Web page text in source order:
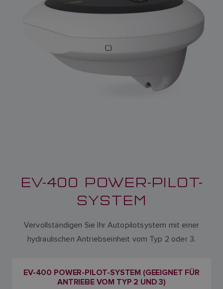
EV-400 POWER-PILOT-
SYSTEM
Vervollständigen Sie Ihr Autopilotsystem mit einer
hydraulischen Antriebseinheit vom Typ 2 oder 3.
EV-400 POWER-PILOT-SYSTEM (GEEIGNET FÜR
ANTRIEBE VOM TYP 2 UND 3)